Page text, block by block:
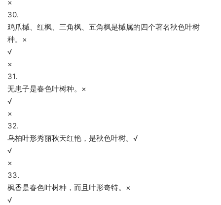
×
30.
鸡爪槭、红枫、三角枫、五角枫是槭属的四个著名秋色叶树
种。×
√
×
31.
无患子是春色叶树种。×
√
×
32.
乌柏叶形秀丽秋天红艳，是秋色叶树。√
√
×
33.
枫香是春色叶树种，而且叶形奇特。×
√